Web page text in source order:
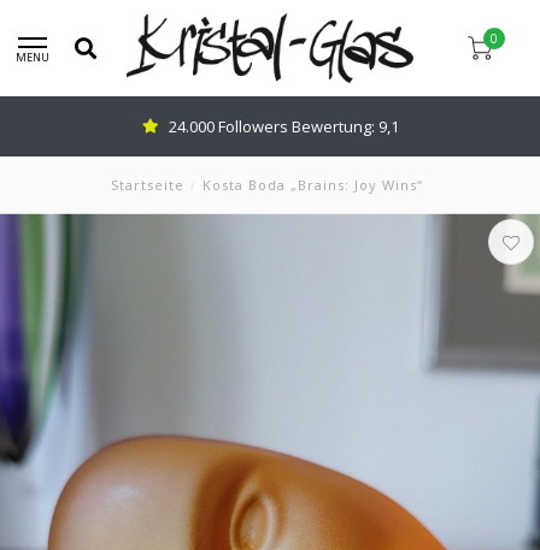
MENU
0
Beratung:0345-637599
Startseite / Kosta Boda „Brains: Joy Wins“